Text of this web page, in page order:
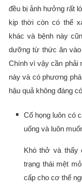
đều bị ảnh hưởng rất
kịp thời còn có thể
khác và bệnh này
dưỡng từ thức ăn
Chính vì vậy cần phải
này và có phương
hậu quả không đáng
Cổ họng luôn có
uống và luôn
Khó thở và
trạng thái mệt
cấp cho cơ thể